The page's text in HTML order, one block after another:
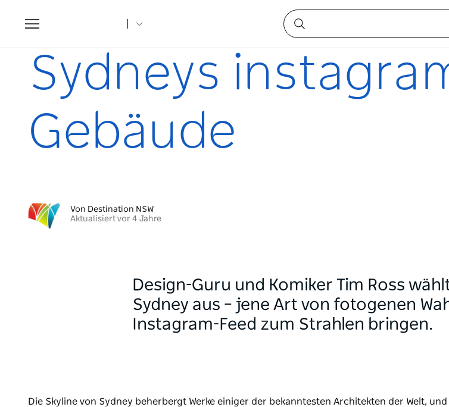
Toggle
navigation
Sydneys
Gebäude
Von Destination NSW
Aktualisiert vor 4 Jahre
Design-Guru und Komiker Tim Ross
Sydney aus – jene Art von fotogenen
Instagram-Feed zum Strahlen bringen.
Die Skyline von Sydney beherbergt Werke einiger der bekanntesten Architekten der Welt,